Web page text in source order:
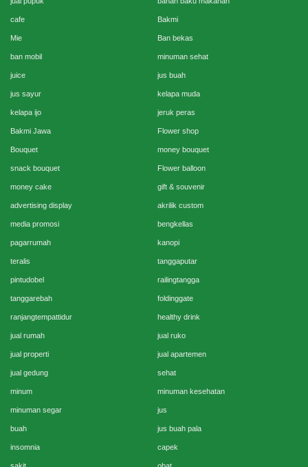
cafe Bakmi
Mie Ban bekas
ban mobil minuman sehat
juice jus buah
jus sayur kelapa muda
kelapa ijo jeruk peras
Bakmi Jawa Flower shop
Bouquet money bouquet
snack bouquet Flower balloon
money cake gift & souvenir
advertising display akrilik custom
media promosi bengkellas
pagarrumah kanopi
teralis tanggaputar
pintudobel railingtangga
tanggarebah foldinggate
ranjangtempattidur healthy drink
jual rumah jual ruko
jual properti jual apartemen
jual gedung sehat
minum minuman kesehatan
minuman segar jus
buah jus buah pala
insomnia capek